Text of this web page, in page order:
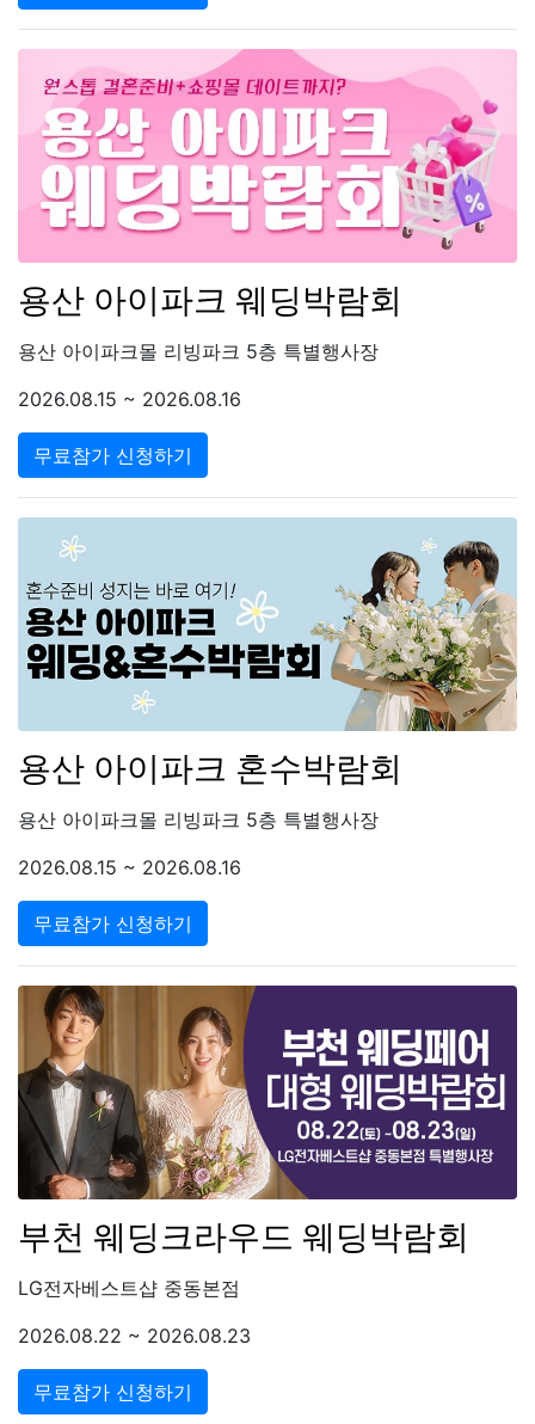
용산 아이파크 웨딩박람회
용산 아이파크몰 리빙파크 5층 특별행사장
2026.08.15 ~ 2026.08.16
무료참가 신청하기
용산 아이파크 혼수박람회
용산 아이파크몰 리빙파크 5층 특별행사장
2026.08.15 ~ 2026.08.16
무료참가 신청하기
부천 웨딩크라우드 웨딩박람회
LG전자베스트샵 중동본점
2026.08.22 ~ 2026.08.23
무료참가 신청하기